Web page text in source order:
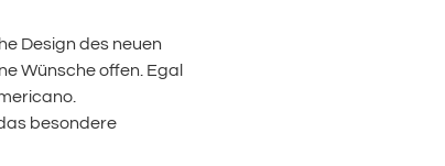
Design des neuen
Wünsche offen. Egal
besondere